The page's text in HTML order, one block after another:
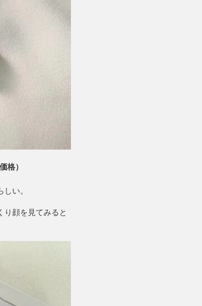
格）
い。
り顔を見てみると